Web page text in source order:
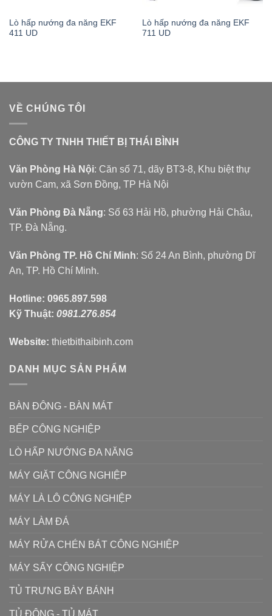
Lò hấp nướng đa năng EKF
411 UD
Lò hấp nướng đa năng EKF
711 UD
VỀ CHÚNG TÔI
CÔNG TY TNHH THIẾT BỊ THÁI BÌNH
Văn Phòng Hà Nội: Căn số 71, dãy BT3-8, Khu biệt thự
vườn Cam, xã Sơn Đồng, TP Hà Nội
Văn Phòng Đà Nẵng: Số 63 Hải Hồ, phường Hải Châu,
TP. Đà Nẵng.
Văn Phòng TP. Hồ Chí Minh: Số 24 An Bình, phường Dĩ
An, TP. Hồ Chí Minh.
Hotline: 0965.897.598
Kỹ Thuật: 0981.276.854
Website: thietbithaibinh.com
DANH MỤC SẢN PHẨM
BÀN ĐÔNG - BÀN MÁT
BẾP CÔNG NGHIỆP
LÒ HẤP NƯỚNG ĐA NĂNG
MÁY GIẶT CÔNG NGHIỆP
MÁY LÀ LÔ CÔNG NGHIỆP
MÁY LÀM ĐÁ
MÁY RỬA CHÉN BÁT CÔNG NGHIỆP
MÁY SẤY CÔNG NGHIỆP
TỦ TRƯNG BÀY BÁNH
TỦ ĐÔNG - TỦ MÁT